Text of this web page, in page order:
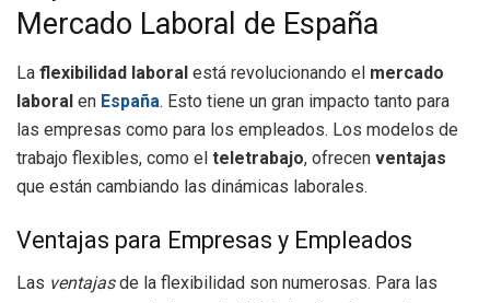
Mercado Laboral de España
La flexibilidad laboral está revolucionando el mercado
laboral en España. Esto tiene un gran impacto tanto para
las empresas como para los empleados. Los modelos de
trabajo flexibles, como el teletrabajo, ofrecen ventajas
que están cambiando las dinámicas laborales.
Ventajas para Empresas y Empleados
Las ventajasde la flexibilidad son numerosas. Para las